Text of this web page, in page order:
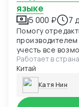
языке
5 000 ₽ 7
Помогу
учесть все
камни
Работает в
Китай
Катя Нин